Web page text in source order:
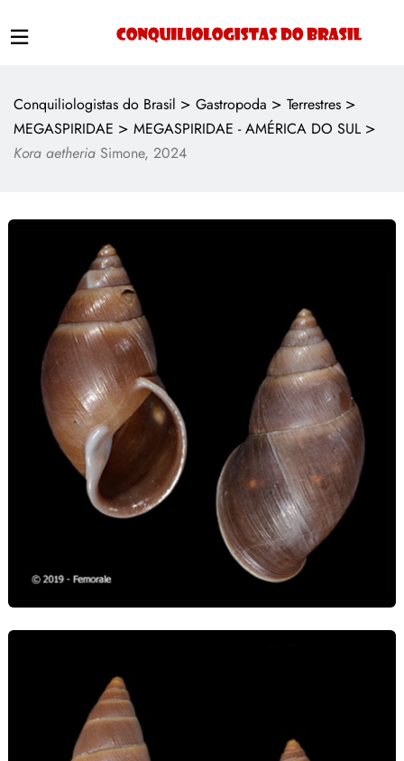
Conquiliologistas do Brasil > Gastropoda > Terrestres >
MEGASPIRIDAE > MEGASPIRIDAE - AMÉRICA DO SUL >
Kora aetheria Simone, 2024